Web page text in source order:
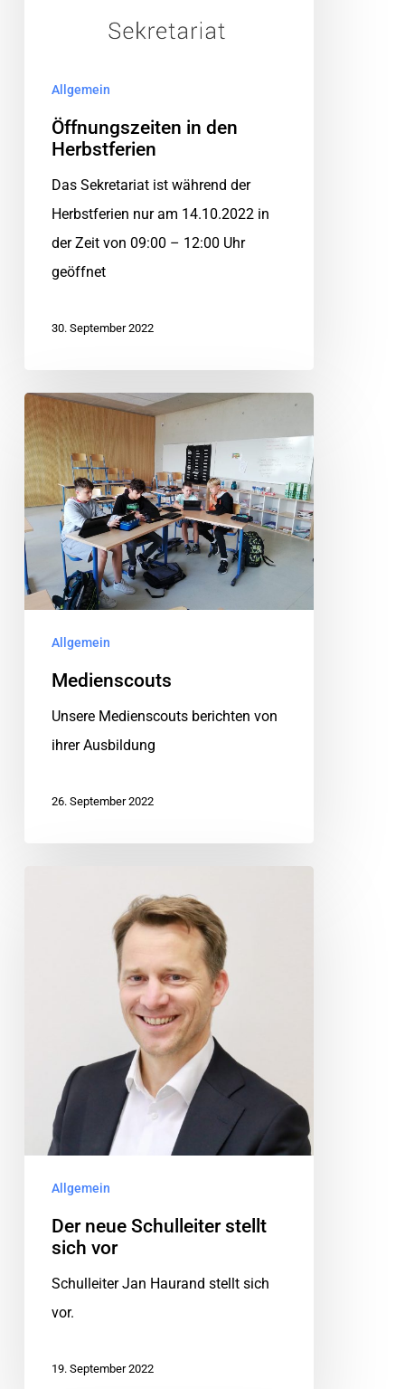
Allgemein
Öffnungszeiten in den
Herbstferien
Das Sekretariat ist während der
Herbstferien nur am 14.10.2022 in
der Zeit von 09:00 – 12:00 Uhr
geöffnet
30. September 2022
Allgemein
Medienscouts
Unsere Medienscouts berichten von
ihrer Ausbildung
26. September 2022
Allgemein
Der neue Schulleiter stellt
sich vor
Schulleiter Jan Haurand stellt sich
vor.
19. September 2022